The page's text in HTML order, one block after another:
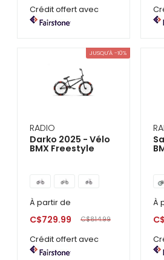
Crédit offert avec
JUSQU'À -10%
RADIO
Darko 2025 - Vélo
BMX Freestyle
À partir de
C$729.99 C$814.99
Crédit offert avec
À